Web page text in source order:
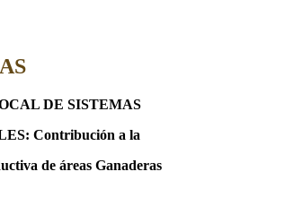
DE SISTEMAS
Contribución a la
de áreas Ganaderas